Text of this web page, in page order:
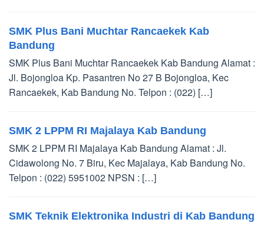
SMK Plus Bani Muchtar Rancaekek Kab
Bandung
SMK Plus Bani Muchtar Rancaekek Kab Bandung Alamat :
Jl. Bojongloa Kp. Pasantren No 27 B Bojongloa, Kec
Rancaekek, Kab Bandung No. Telpon : (022) […]
SMK 2 LPPM RI Majalaya Kab Bandung
SMK 2 LPPM RI Majalaya Kab Bandung Alamat : Jl.
Cidawolong No. 7 Biru, Kec Majalaya, Kab Bandung No.
Telpon : (022) 5951002 NPSN : […]
SMK Teknik Elektronika Industri di Kab Bandung